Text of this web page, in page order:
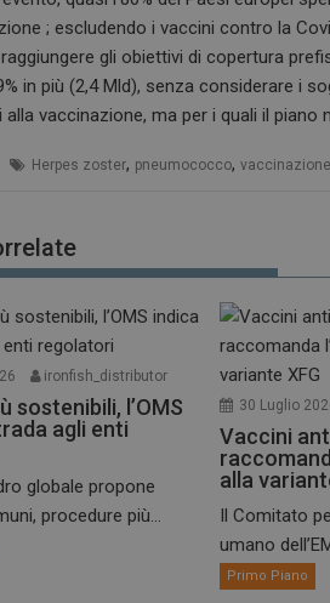
; escludendo i vaccini contro la
gli obiettivi di copertura
in più (2,4 Mld), senza considerare i
vaccinazione, ma per i quali il piano
Herpes zoster, pneumococco, vaccinazione
ironfish_distributor
sostenibili, l’OMS
agli enti
globale propone
procedure più...
30 Luglio
Vaccini
alla
Il Comitato
umano
Primo Piano
PHPSESSID
_ga_Z2VT792F98
tracking-sites-
ironfish-tracking-
enable